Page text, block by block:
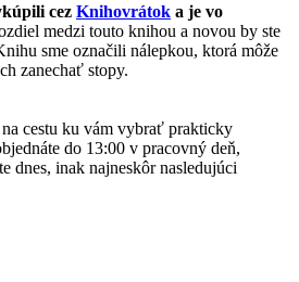
cez Knihovrátok a je vo
medzi touto knihou a novou by ste
sme označili nálepkou, ktorá môže
zanechať stopy.
cestu ku vám vybrať prakticky
do 13:00 v pracovný deň,
dnes, inak najneskôr nasledujúci